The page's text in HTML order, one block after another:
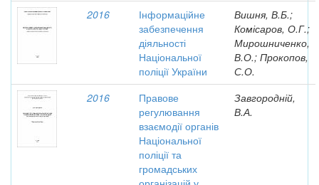
2016
Інформаційне
забезпечення
діяльності
Національної
поліції України
Вишня, В.Б.;
Комісаров, О.Г.;
Мирошниченко,
В.О.; Прокопов,
С.О.
2016
Правове
регулювання
взаємодії органів
Національної
поліції та
громадських
Завгородній,
В.А.